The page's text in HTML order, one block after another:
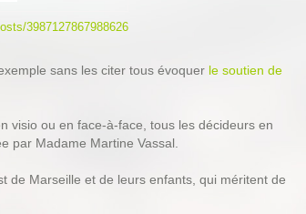
3987127867988626
sans les citer tous évoquer le soutien de
visio ou en face-à-face, tous les décideurs en
par Madame Martine Vassal.
de Marseille et de leurs enfants, qui méritent de